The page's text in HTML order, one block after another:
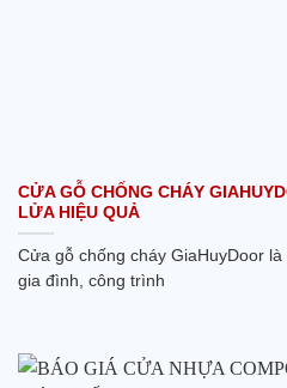
CỬA GỖ CHỐNG CHÁY
LỬA HIỆU QUẢ
Cửa gỗ chống cháy GiaHuyDoor
gia đình, công trình